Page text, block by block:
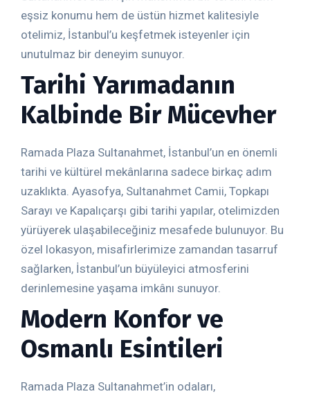
eşsiz konumu hem de üstün hizmet kalitesiyle
otelimiz, İstanbul’u keşfetmek isteyenler için
unutulmaz bir deneyim sunuyor.
Tarihi Yarımadanın
Kalbinde Bir Mücevher
Ramada Plaza Sultanahmet, İstanbul’un en önemli
tarihi ve kültürel mekânlarına sadece birkaç adım
uzaklıkta. Ayasofya, Sultanahmet Camii, Topkapı
Sarayı ve Kapalıçarşı gibi tarihi yapılar, otelimizden
yürüyerek ulaşabileceğiniz mesafede bulunuyor. Bu
özel lokasyon, misafirlerimize zamandan tasarruf
sağlarken, İstanbul’un büyüleyici atmosferini
derinlemesine yaşama imkânı sunuyor.
Modern Konfor ve
Osmanlı Esintileri
Ramada Plaza Sultanahmet’in odaları,